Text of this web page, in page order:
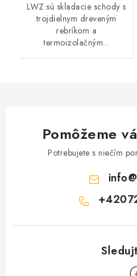
LWZ sú skladacie schody s
trojdielnym dreveným
rebríkom a
termoizolačným...
Pomôžeme
Potrebujete s niečím
info@